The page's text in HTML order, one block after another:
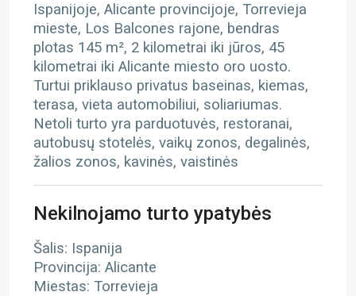
Ispanijoje, Alicante provincijoje, Torrevieja
mieste, Los Balcones rajone, bendras
plotas 145 m², 2 kilometrai iki jūros, 45
kilometrai iki Alicante miesto oro uosto.
Turtui priklauso privatus baseinas, kiemas,
terasa, vieta automobiliui, soliariumas.
Netoli turto yra parduotuvės, restoranai,
autobusų stotelės, vaikų zonos, degalinės,
žalios zonos, kavinės, vaistinės
Nekilnojamo turto ypatybės
Šalis: Ispanija
Provincija: Alicante
Miestas: Torrevieja